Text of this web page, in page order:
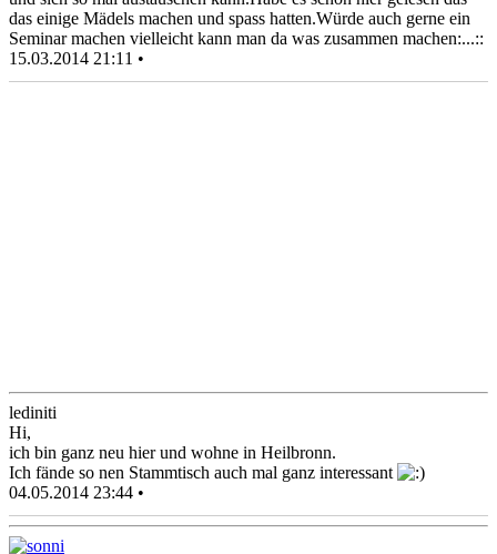
das einige Mädels machen und spass hatten.Würde auch gerne ein
Seminar machen vielleicht kann man da was zusammen machen:...::
15.03.2014 21:11 •
lediniti
Hi,
ich bin ganz neu hier und wohne in Heilbronn.
Ich fände so nen Stammtisch auch mal ganz interessant
04.05.2014 23:44 •